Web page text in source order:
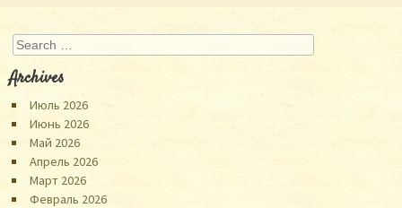
Search
Archives
Июль 2026
Июнь 2026
Май 2026
Апрель 2026
Март 2026
Февраль 2026